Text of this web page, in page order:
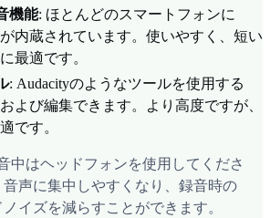
機能: ほとんどのスマートフォンに
内蔵されています。使いやすく、短い
最適です。
: Audacityのようなツールを使用する
よび編集できます。より高度ですが、
です。
中はヘッドフォンを使用してくださ
声に集中しやすくなり、録音時の
イズを減らすことができます。